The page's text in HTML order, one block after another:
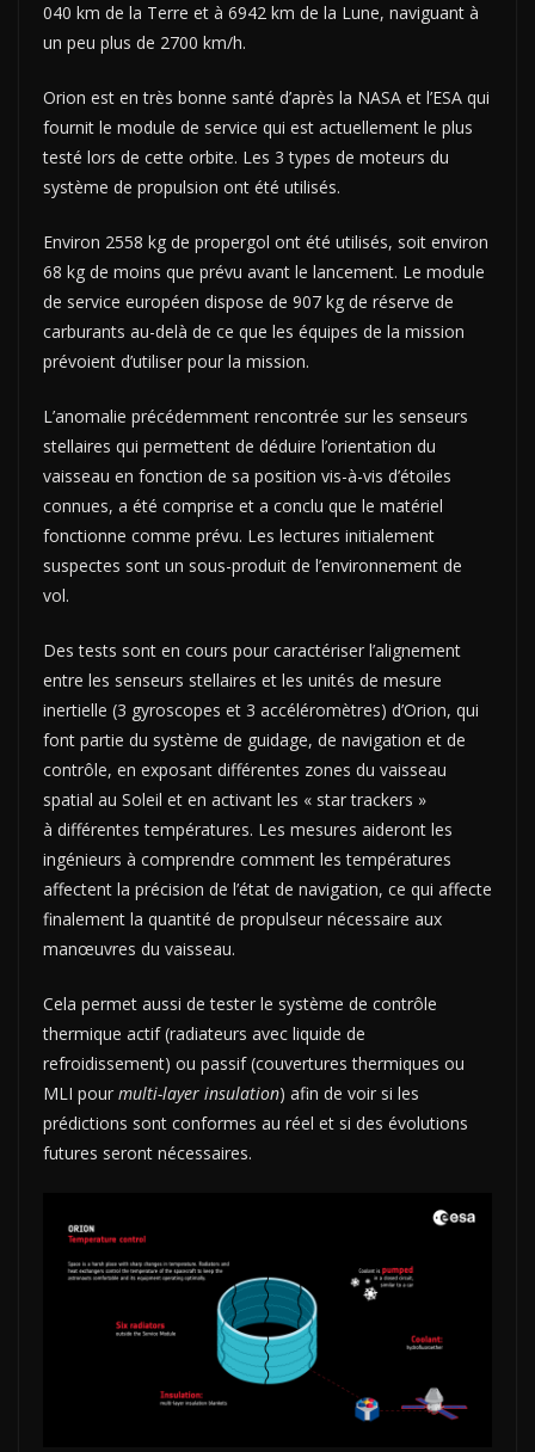
040 km de la Terre et à 6942 km de la Lune, naviguant à
un peu plus de 2700 km/h.
Orion est en très bonne santé d’après la NASA et l’ESA qui
fournit le module de service qui est actuellement le plus
testé lors de cette orbite. Les 3 types de moteurs du
système de propulsion ont été utilisés.
Environ 2558 kg de propergol ont été utilisés, soit environ
68 kg de moins que prévu avant le lancement. Le module
de service européen dispose de 907 kg de réserve de
carburants au-delà de ce que les équipes de la mission
prévoient d’utiliser pour la mission.
L’anomalie précédemment rencontrée sur les senseurs
stellaires qui permettent de déduire l’orientation du
vaisseau en fonction de sa position vis-à-vis d’étoiles
connues, a été comprise et a conclu que le matériel
fonctionne comme prévu. Les lectures initialement
suspectes sont un sous-produit de l’environnement de
vol.
Des tests sont en cours pour caractériser l’alignement
entre les senseurs stellaires et les unités de mesure
inertielle (3 gyroscopes et 3 accéléromètres) d’Orion, qui
font partie du système de guidage, de navigation et de
contrôle, en exposant différentes zones du vaisseau
spatial au Soleil et en activant les « star trackers »
à différentes températures. Les mesures aideront les
ingénieurs à comprendre comment les températures
affectent la précision de l’état de navigation, ce qui affecte
finalement la quantité de propulseur nécessaire aux
manœuvres du vaisseau.
Cela permet aussi de tester le système de contrôle
thermique actif (radiateurs avec liquide de
refroidissement) ou passif (couvertures thermiques ou
MLI pour multi-layer insulation) afin de voir si les
prédictions sont conformes au réel et si des évolutions
futures seront nécessaires.